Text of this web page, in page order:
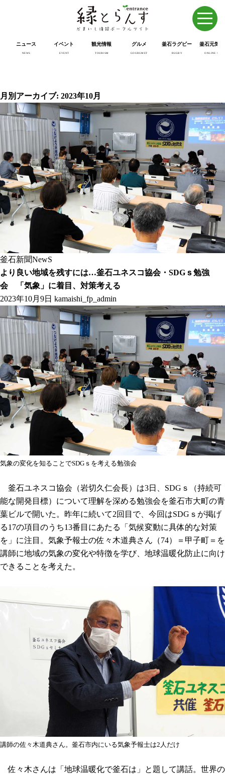
ニュース
NEWS
イベント
EVENT
観光情報
TOURISM
グルメ
GOURUMET
釜石ラグビー
RUGBY
釜石元気
ONLINE SHOP
月別アーカイブ: 2023年10月
釜石新聞NewS
より良い地域を残すには…釜石ユネスコ協会・SDGｓ勉強
会 「気象」に着目、対策考える
2023年10月9日 kamaishi_fp_admin
気象の変化を知ることでSDGｓを考える勉強会
釜石ユネスコ協会（岩切久仁会長）は3日、SDGｓ（持続可
能な開発目標）について理解を深める勉強会を釜石市大町の青
葉ビルで開いた。昨年に続いて2回目で、今回はSDGｓが掲げ
る17の項目のうち13番目にあたる「気候変動に具体的な対策
を」に注目。気象予報士の佐々木道典さん（74）＝甲子町＝を
講師に地域の気象の変化や特徴を学び、地球温暖化防止に向け
できることを考えた。
講師の佐々木道典さん。釜石市内にいる気象予報士は2人だけ
佐々木さんは「地球温暖化で釜石は」と題して講話。世界の